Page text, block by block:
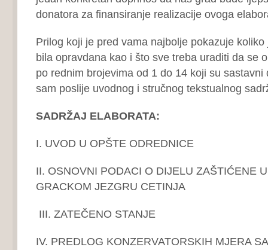
donatora za finansiranje realizacije ovoga
Prilog koji je pred vama najbolje pokazuje
bila opravdana kao i što sve treba uraditi da se
po rednim brojevima od 1 do 14 koji su sastavni
sam poslije uvodnog i stručnog tekstualnog
SADRŽAJ ELABORATA:
I. UVOD U OPŠTE ODREDNICE
II. OSNOVNI PODACI O DIJELU ZAŠTIĆENE
GRACKOM JEZGRU CETINJA
III. ZATEČENO STANJE
IV. PREDLOG KONZERVATORSKIH MJERA